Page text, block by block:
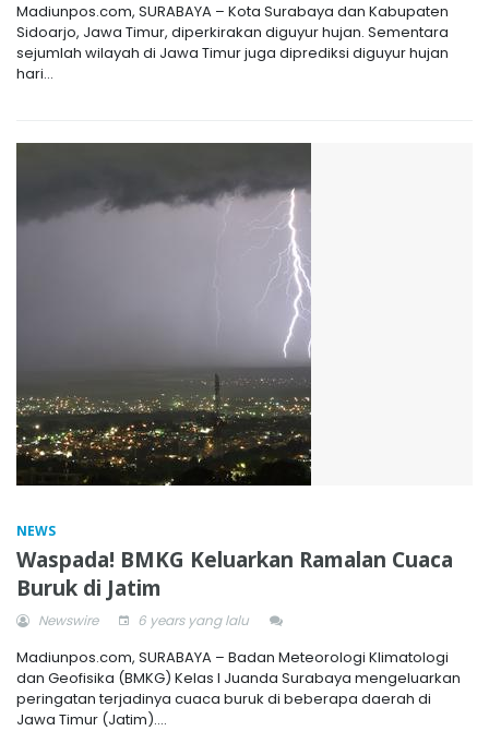
Madiunpos.com, SURABAYA – Kota Surabaya dan Kabupaten
Sidoarjo, Jawa Timur, diperkirakan diguyur hujan. Sementara
sejumlah wilayah di Jawa Timur juga diprediksi diguyur hujan
hari...
NEWS
Waspada! BMKG Keluarkan Ramalan Cuaca
Buruk di Jatim
Newswire 6 years yang lalu
Madiunpos.com, SURABAYA – Badan Meteorologi Klimatologi
dan Geofisika (BMKG) Kelas I Juanda Surabaya mengeluarkan
peringatan terjadinya cuaca buruk di beberapa daerah di
Jawa Timur (Jatim)....